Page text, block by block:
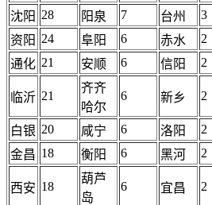
沈阳 28 阳泉 7 台州 3
资阳 24 阜阳 6 赤水 2
通化 21 安顺 6 信阳 2
临沂 21
齐齐
哈尔
6 新乡 2
白银 20 咸宁 6 洛阳 2
金昌 18 衡阳 6 黑河 2
西安 18
葫芦
岛
6 宜昌 2